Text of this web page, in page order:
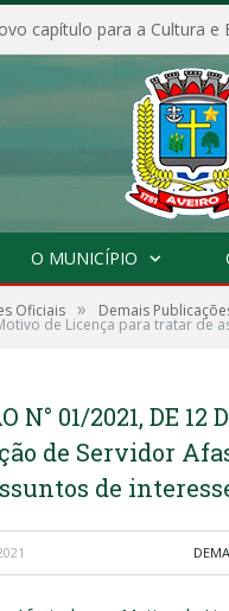
capítulo para a Cultura e
O MUNICÍPIO
Oficiais » Demais
de Licença para tratar de
N° 01/2021, DE 12
de Servidor
de